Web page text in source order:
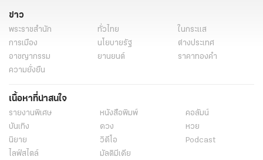
ข่าว
พระราชสำนัก ทั่วไทย
ในกระแส
การเมือง
นโยบายรัฐ
ต่างประเทศ
อาชญากรรม
ยานยนต์
ราคาทองคำ
ความยั่งยืน
เนื้อหาที่น่าสนใจ
รายงานพิเศษ หนังสือพิมพ์
คอลัมน์
บันเทิง
ดวง
หวย
นิยาย
วิดีโอ
Podcast
ไลฟ์สไตล์
มัลติมีเดีย